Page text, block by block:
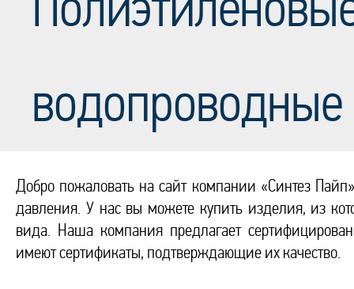
водопроводные
Добро пожаловать на сайт компании «Синтез
давления. У нас вы можете купить изделия, из
вида. Наша компания предлагает
имеют сертификаты, подтверждающие их качество.